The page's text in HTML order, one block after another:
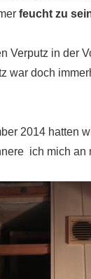
feucht zu
Verputz in der
war doch
2014 hatten
ich mich an